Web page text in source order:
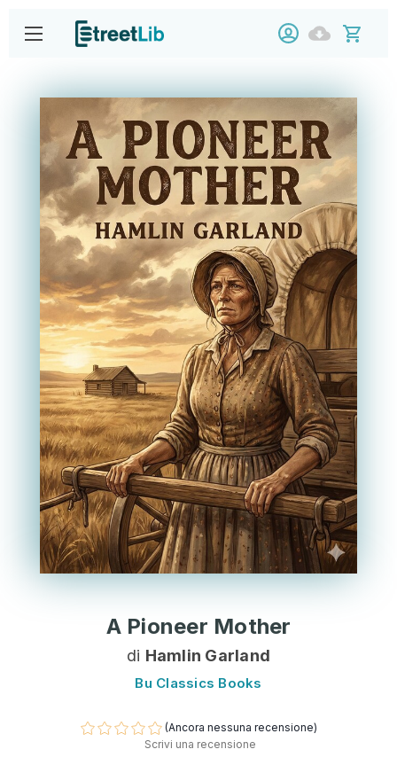
A Pioneer Mother
di Hamlin Garland
Bu Classics Books
(Ancora nessuna recensione)
Scrivi una recensione